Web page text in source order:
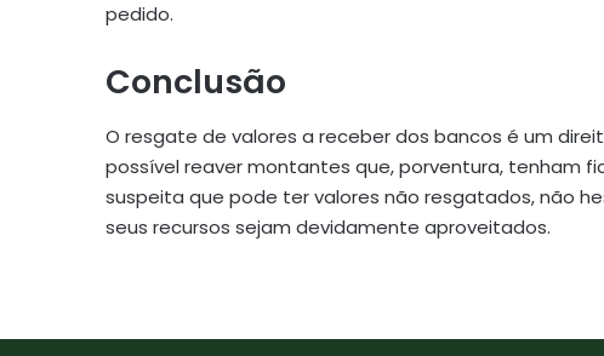
pedido.
Conclusão
O resgate de valores a receber dos bancos é um
possível reaver montantes que, porventura, tenham
suspeita que pode ter valores não resgatados, não
seus recursos sejam devidamente aproveitados.